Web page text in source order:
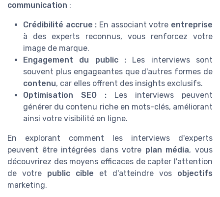
communication :
Crédibilité accrue : En associant votre entreprise
à des experts reconnus, vous renforcez votre
image de marque.
Engagement du public : Les interviews sont
souvent plus engageantes que d'autres formes de
contenu, car elles offrent des insights exclusifs.
Optimisation SEO : Les interviews peuvent
générer du contenu riche en mots-clés, améliorant
ainsi votre visibilité en ligne.
En explorant comment les interviews d'experts
peuvent être intégrées dans votre plan média, vous
découvrirez des moyens efficaces de capter l'attention
de votre public cible et d'atteindre vos objectifs
marketing.